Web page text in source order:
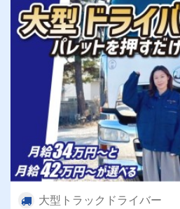
大型トラックドライバー